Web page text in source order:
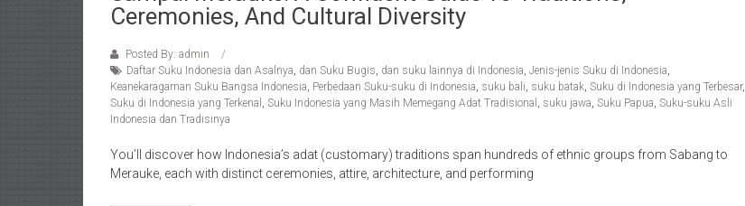
Ceremonies, And Cultural Diversity
Posted By: admin
Daftar Suku Indonesia dan Asalnya, dan Suku Bugis, dan suku lainnya di Indonesia, Jenis-jenis Suku di Indonesia,
Keanekaragaman Suku Bangsa Indonesia, Perbedaan Suku-suku di Indonesia, suku bali, suku batak, Suku di Indonesia yang Terbesar,
Suku di Indonesia yang Terkenal , Suku Indonesia yang Masih Memegang Adat Tradisional , suku jawa, Suku Papua, Suku-suku Asli
Indonesia dan Tradisinya
You’ll discover how Indonesia’s adat (customary) traditions span hundreds of ethnic groups from Sabang to
Merauke, each with distinct ceremonies, attire, architecture, and performing